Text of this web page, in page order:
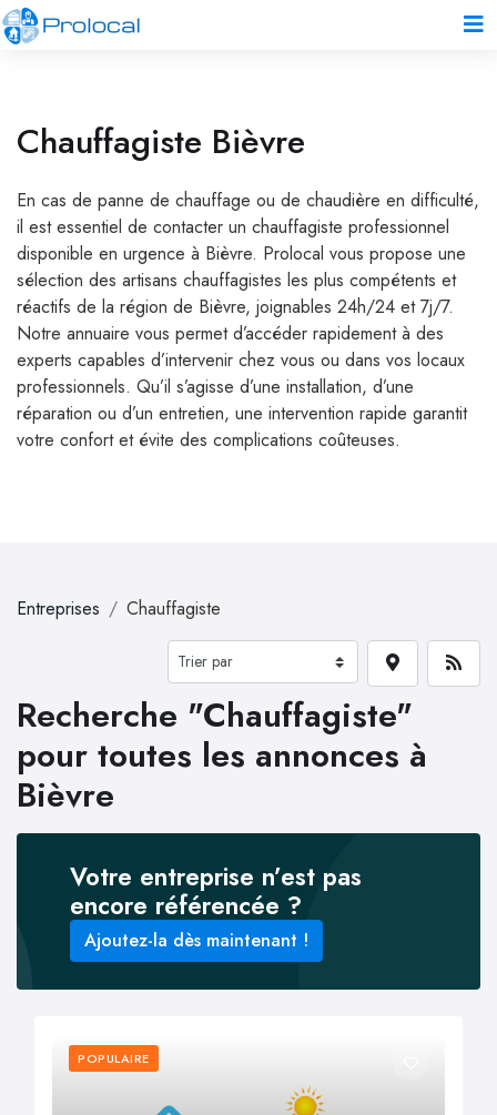
Chauffagiste Bièvre
En cas de panne de chauffage ou de chaudière en difficulté,
il est essentiel de contacter un chauffagiste professionnel
disponible en urgence à Bièvre. Prolocal vous propose une
sélection des artisans chauffagistes les plus compétents et
réactifs de la région de Bièvre, joignables 24h/24 et 7j/7.
Notre annuaire vous permet d’accéder rapidement à des
experts capables d’intervenir chez vous ou dans vos locaux
professionnels. Qu’il s’agisse d’une installation, d’une
réparation ou d’un entretien, une intervention rapide garantit
votre confort et évite des complications coûteuses.
Entreprises Chauffagiste
Recherche "Chauffagiste"
pour toutes les annonces à
Bièvre
Votre entreprise n’est pas
encore référencée ?
Ajoutez-la dès maintenant !
POPULAIRE